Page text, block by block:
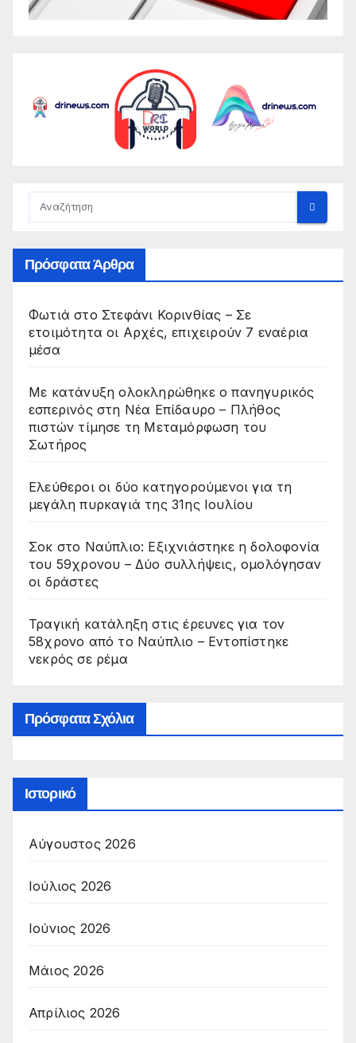
Πρόσφατα Άρθρα
Φωτιά στο Στεφάνι Κορινθίας – Σε
ετοιμότητα οι Αρχές, επιχειρούν 7 εναέρια
μέσα
Με κατάνυξη ολοκληρώθηκε ο πανηγυρικός
εσπερινός στη Νέα Επίδαυρο – Πλήθος
πιστών τίμησε τη Μεταμόρφωση του
Σωτήρος
Ελεύθεροι οι δύο κατηγορούμενοι για τη
μεγάλη πυρκαγιά της 31ης Ιουλίου
Σοκ στο Ναύπλιο: Εξιχνιάστηκε η δολοφονία
του 59χρονου – Δύο συλλήψεις, ομολόγησαν
οι δράστες
Τραγική κατάληξη στις έρευνες για τον
58χρονο από το Ναύπλιο – Εντοπίστηκε
νεκρός σε ρέμα
Πρόσφατα Σχόλια
Ιστορικό
Αύγουστος 2026
Ιούλιος 2026
Ιούνιος 2026
Μάιος 2026
Απρίλιος 2026